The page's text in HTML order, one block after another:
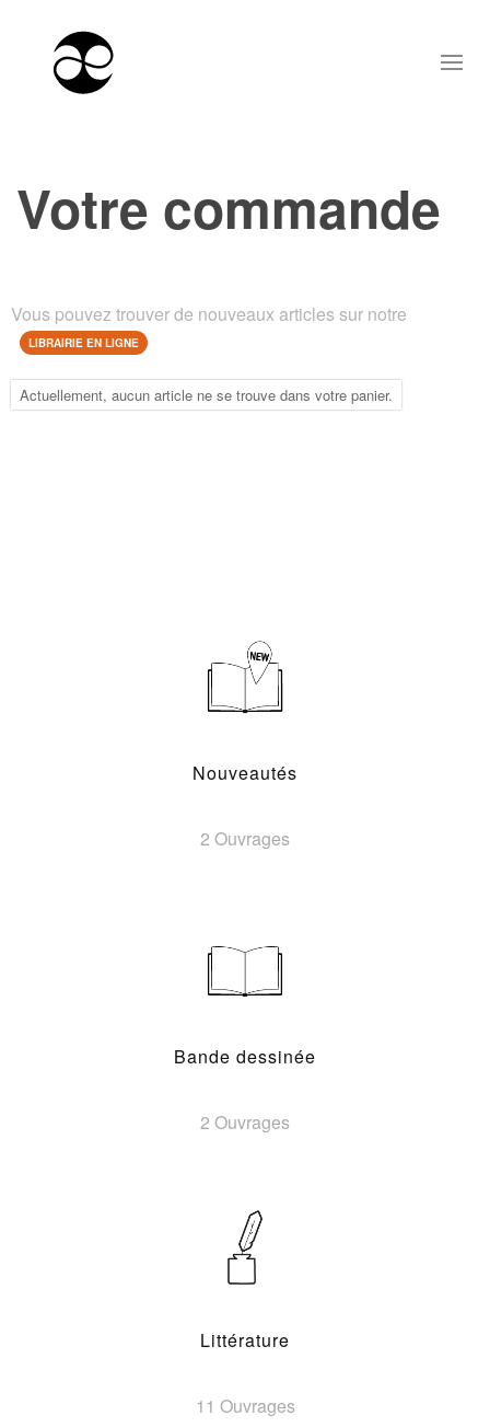
Votre commande
Vous pouvez trouver de nouveaux articles sur notre
LIBRAIRIE EN LIGNE
Actuellement, aucun article ne se trouve dans votre panier.
Nouveautés
2 Ouvrages
Bande dessinée
2 Ouvrages
Littérature
11 Ouvrages